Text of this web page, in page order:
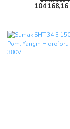
104.168,16